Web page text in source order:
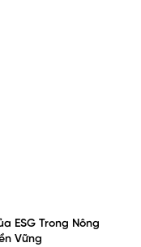
ESG Trong Nông
Vững